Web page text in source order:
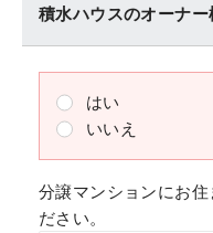
積水ハウスのオーナ
はい
いいえ
分譲マンションにお
ださい。